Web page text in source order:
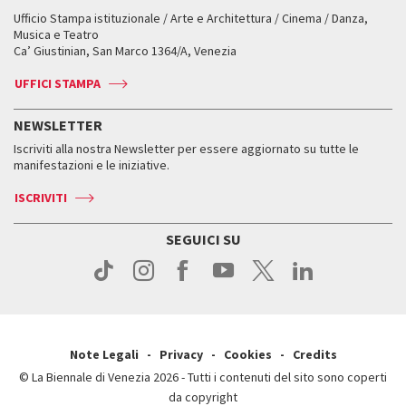
Servizi al pubblico
Come raggiungerci
Press
Orari e sedi
Accrediti
Come raggiungerci
Orari e sedi
Biglietti
Accrediti
Come raggiungerci
Contatti
Press
Servizi al pubblico
Come raggiungerci
Press
Workshop di critica teatrale
Leone d’oro alla carriera
Leone d’argento
Edizioni passate
Orari e sedi
Biglietti
Servizi al pubblico
Come raggiungerci
Contatti
Fondi e Collezioni
Biennale College ASAC
ASAC DATI
Storia
Orari e sedi
Ufficio Stampa istituzionale / Arte e Architettura / Cinema / Danza,
Musica e Teatro
Ca’ Giustinian, San Marco 1364/A, Venezia
UFFICI STAMPA
NEWSLETTER
Iscriviti alla nostra Newsletter per essere aggiornato su tutte le
manifestazioni e le iniziative.
ISCRIVITI
SEGUICI SU
Note Legali Privacy Cookies
Credits
© La Biennale di Venezia 2026 - Tutti i contenuti del sito sono coperti
da copyright